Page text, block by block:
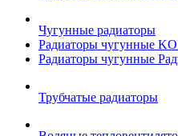
Чугунные радиаторы
Радиаторы чугунные
Радиаторы чугунные
Трубчатые радиаторы